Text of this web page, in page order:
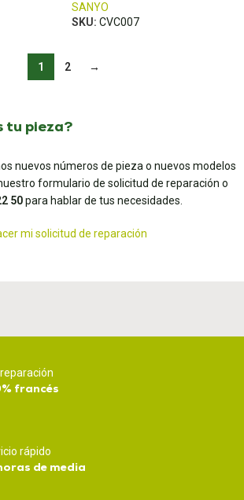
SANYO
SKU: CVC007
1 2 →
tu pieza?
nuevos números de pieza o nuevos modelos
formulario de solicitud de reparación o
50para hablar de tus necesidades.
mi solicitud de reparación
francés
rápido
de media